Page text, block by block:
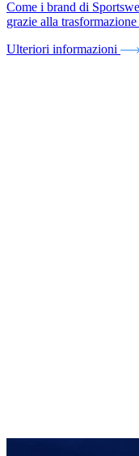
Come i brand di
grazie alla
Ulteriori informazioni